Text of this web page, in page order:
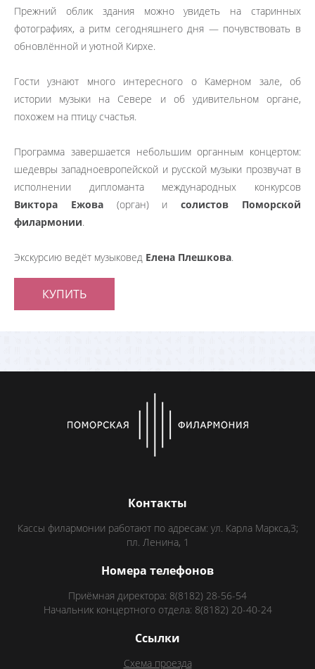
Прежний облик здания можно увидеть на старинных
фотографиях, а ритм сегодняшнего дня — почувствовать в
обновлённой и уютной Кирхе.
Гости узнают много интересного о Камерном зале, об
истории музыки на Севере и об удивительном органе,
похожем на птицу счастья.
Программа завершается небольшим органным концертом:
шедевры западноевропейской и русской музыки прозвучат в
исполнении дипломанта международных конкурсов
Виктора Ежова(орган) исолистов Поморской
филармонии.
Экскурсию ведёт музыковед Елена Плешкова.
КУПИТЬ
Контакты
Кассы филармонии работают по адресам: ул. Карла Маркса,3;
пл. Ленина, 1
Номера телефонов
Приёмная директора: 8(8182) 28-56-54
Начальник концертного отдела: 8(8182) 20-40-24
Ссылки
Схема проезда